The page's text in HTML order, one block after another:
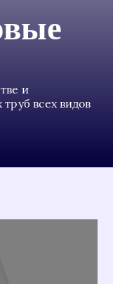
и
всех видов